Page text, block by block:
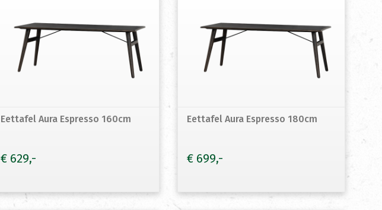
Eettafel Aura Espresso 160cm
€ 629
Eettafel Aura Espresso 180cm
€699